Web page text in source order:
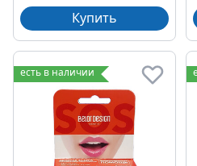
Купить
есть в наличии